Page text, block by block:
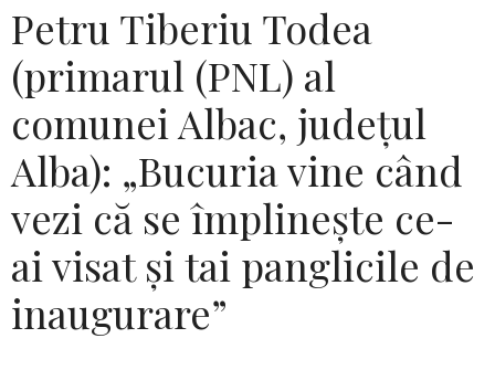
Petru Tiberiu Todea
(primarul (PNL) al
comunei Albac, județul
Alba): „Bucuria vine când
vezi că se împlinește ce-
ai visat și tai panglicile de
inaugurare”